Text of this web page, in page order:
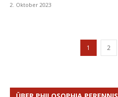
2. Oktober 2023
1 2